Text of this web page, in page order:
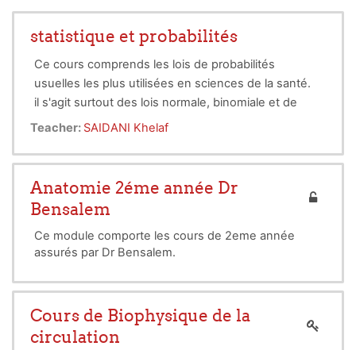
statistique et probabilités
Ce cours comprends les lois de probabilités
usuelles les plus utilisées en sciences de la santé.
il s'agit surtout des lois normale, binomiale et de
Poisson
Teacher: SAIDANI Khelaf
Anatomie 2éme année Dr
Bensalem
Ce module comporte les cours de 2eme année
assurés par Dr Bensalem.
Cours de Biophysique de la
circulation